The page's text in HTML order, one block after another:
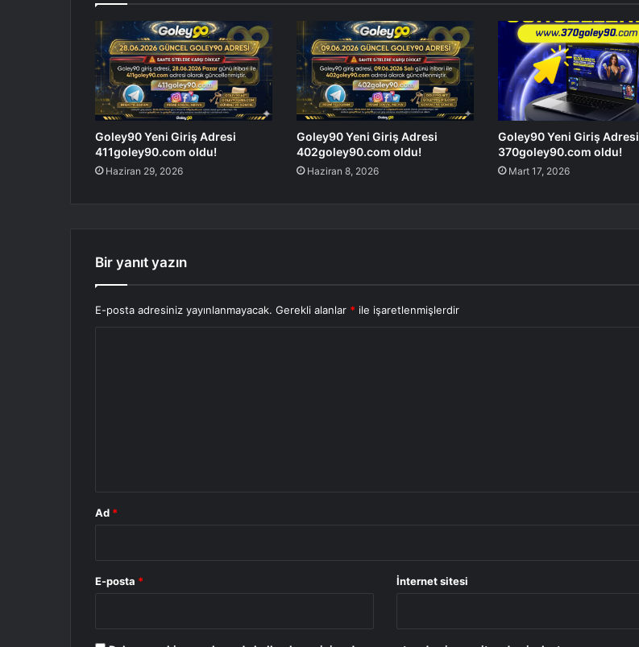
Goley90 Yeni Giriş Adresi
411goley90.com oldu!
Haziran 29, 2026
Goley90 Yeni Giriş Adresi
402goley90.com oldu!
Haziran 8, 2026
Goley90 Yeni Giriş Adresi
370goley90.com oldu!
Mart 17, 2026
Bir yanıt yazın
E-posta adresiniz yayınlanmayacak. Gerekli alanlar * ile işaretlenmişlerdir
Ad *
E-posta * İnternet sitesi